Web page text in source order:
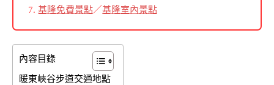
基隆免費景點／基隆室內景點
內容目錄
暖東峽谷步道交通地點